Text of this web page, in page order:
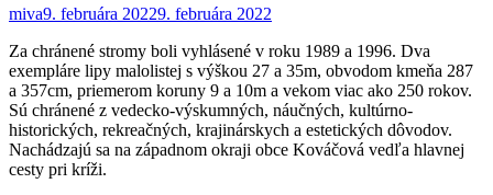
miva9. februára 20229. februára 2022
Za chránené stromy boli vyhlásené v roku 1989 a 1996. Dva
exempláre lipy malolistej s výškou 27 a 35m, obvodom kmeňa 287
a 357cm, priemerom koruny 9 a 10m a vekom viac ako 250 rokov.
Sú chránené z vedecko-výskumných, náučných, kultúrno-
historických, rekreačných, krajinárskych a estetických dôvodov.
Nachádzajú sa na západnom okraji obce Kováčová vedľa hlavnej
cesty pri kríži.